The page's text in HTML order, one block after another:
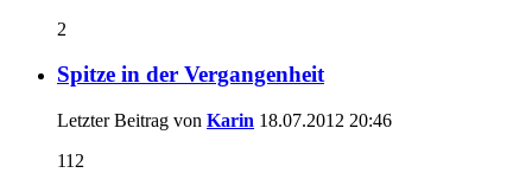
2
Spitze in der Vergangenheit
Letzter Beitrag von Karin 18.07.2012 20:46
112